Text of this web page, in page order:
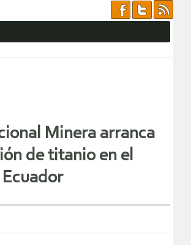
Minera arranca
de titanio en el